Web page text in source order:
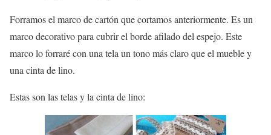
Forramos el marco de cartón que cortamos anteriormente. Es un
marco decorativo para cubrir el borde afilado del espejo. Este
marco lo forraré con una tela un tono más claro que el mueble y
una cinta de lino.
Estas son las telas y la cinta de lino: